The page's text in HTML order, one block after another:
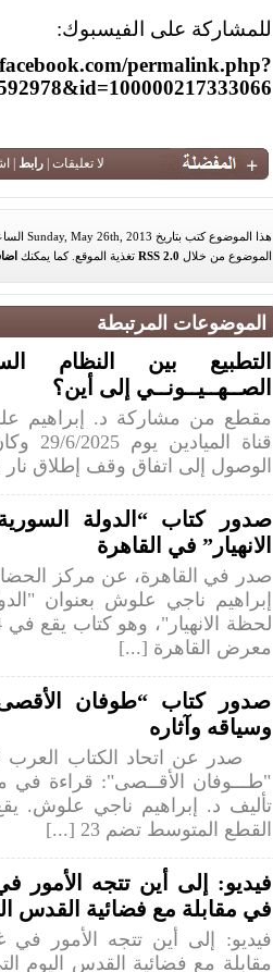
للمشاركة على الفيسبوك:
permalink.php?
لا تعليقات |رابط |
هذا الموضوع كتب بتاريخ Sunday, May 26th, 2013 الساعة 7:32 am في تصنيف
الموضوع من خلال RSS 2.0 تغذية الموقع. كما يمكنك
الموضوعات المرتبطة
التطبيع بين النظام
الصــهــيــونــي إلى أين؟
مقطع من مشاركة د. إبراهيم
قناة
الوصول إلى اتفاق وقف إطلاق
صدور كتاب “الدولة
الانهيار” في القاهرة
صدر في القاهرة، عن مركز
إبراهيم ناجي علوش بعنوان
معرض القاهرة [...]
صدور كتاب “طوفان
وسياقه وآثاره
صدر عن اتحاد الكتاب العرب
"طـــوفان الأقــصى": قراءة في
القطع المتوسط تضم 23 [...]
فيديو: إلى أين تتجه
في مقابلة مع فضائية القدس
فيديو: إلى أين تتجه الأمور
مقابلة مع فضائية القدس